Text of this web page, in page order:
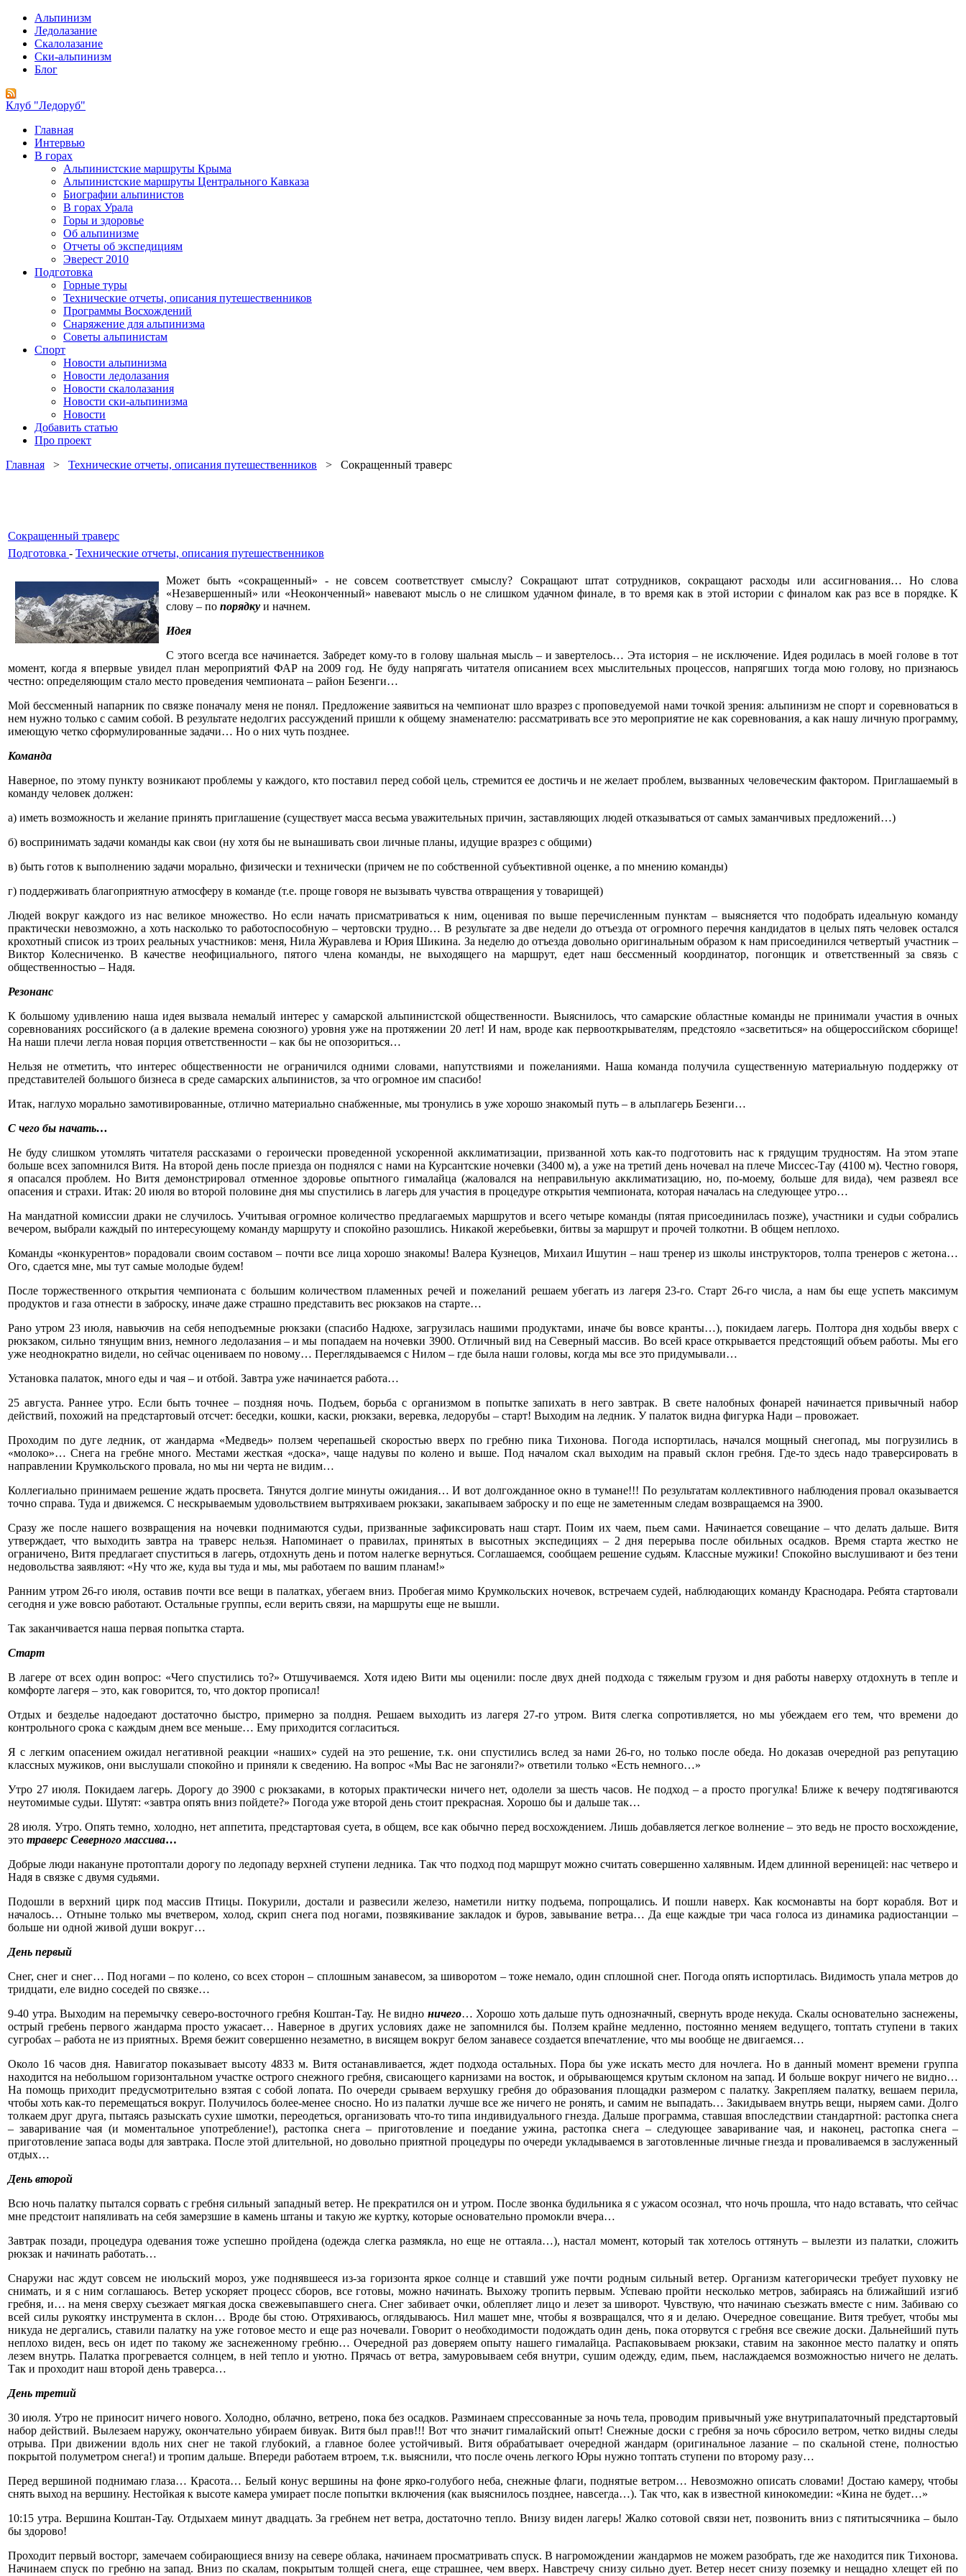
Альпинизм
Ледолазание
Скалолазание
Ски-альпинизм
Блог
Клуб "Ледоруб"
Главная
Интервью
В горах
Альпинистские маршруты Крыма
Альпинистские маршруты Центрального Кавказа
Биографии альпинистов
В горах Урала
Горы и здоровье
Об альпинизме
Отчеты об экспедициям
Эверест 2010
Подготовка
Горные туры
Технические отчеты, описания путешественников
Программы Восхождений
Снаряжение для альпинизма
Советы альпинистам
Спорт
Новости альпинизма
Новости ледолазания
Новости скалолазания
Новости ски-альпинизма
Новости
Добавить статью
Про проект
Главная > Технические отчеты, описания путешественников > Сокращенный траверс
Сокращенный траверс
Подготовка - Технические отчеты, описания путешественников
Может быть «сокращенный» - не совсем соответствует смыслу? Сокращают штат сотрудников, сокращают расходы или ассигнования… Но слова
«Незавершенный» или «Неоконченный» навевают мысль о не слишком удачном финале, в то время как в этой истории с финалом как раз все в порядке. К
слову – по порядку и начнем.
Идея
С этого всегда все начинается. Забредет кому-то в голову шальная мысль – и завертелось… Эта история – не исключение. Идея родилась в моей голове в тот
момент, когда я впервые увидел план мероприятий ФАР на 2009 год. Не буду напрягать читателя описанием всех мыслительных процессов, напрягших тогда мою голову, но признаюсь
честно: определяющим стало место проведения чемпионата – район Безенги…
Мой бессменный напарник по связке поначалу меня не понял. Предложение заявиться на чемпионат шло вразрез с проповедуемой нами точкой зрения: альпинизм не спорт и соревноваться в
нем нужно только с самим собой. В результате недолгих рассуждений пришли к общему знаменателю: рассматривать все это мероприятие не как соревнования, а как нашу личную программу,
имеющую четко сформулированные задачи… Но о них чуть позднее.
Команда
Наверное, по этому пункту возникают проблемы у каждого, кто поставил перед собой цель, стремится ее достичь и не желает проблем, вызванных человеческим фактором. Приглашаемый в
команду человек должен:
а) иметь возможность и желание принять приглашение (существует масса весьма уважительных причин, заставляющих людей отказываться от самых заманчивых предложений…)
б) воспринимать задачи команды как свои (ну хотя бы не вынашивать свои личные планы, идущие вразрез с общими)
в) быть готов к выполнению задачи морально, физически и технически (причем не по собственной субъективной оценке, а по мнению команды)
г) поддерживать благоприятную атмосферу в команде (т.е. проще говоря не вызывать чувства отвращения у товарищей)
Людей вокруг каждого из нас великое множество. Но если начать присматриваться к ним, оценивая по выше перечисленным пунктам – выясняется что подобрать идеальную команду
практически невозможно, а хоть насколько то работоспособную – чертовски трудно… В результате за две недели до отъезда от огромного перечня кандидатов в целых пять человек остался
крохотный список из троих реальных участников: меня, Нила Журавлева и Юрия Шикина. За неделю до отъезда довольно оригинальным образом к нам присоединился четвертый участник –
Виктор Колесниченко. В качестве неофициального, пятого члена команды, не выходящего на маршрут, едет наш бессменный координатор, погонщик и ответственный за связь с
общественностью – Надя.
Резонанс
К большому удивлению наша идея вызвала немалый интерес у самарской альпинистской общественности. Выяснилось, что самарские областные команды не принимали участия в очных
соревнованиях российского (а в далекие времена союзного) уровня уже на протяжении 20 лет! И нам, вроде как первооткрывателям, предстояло «засветиться» на общероссийском сборище!
На наши плечи легла новая порция ответственности – как бы не опозориться…
Нельзя не отметить, что интерес общественности не ограничился одними словами, напутствиями и пожеланиями. Наша команда получила существенную материальную поддержку от
представителей большого бизнеса в среде самарских альпинистов, за что огромное им спасибо!
Итак, наглухо морально замотивированные, отлично материально снабженные, мы тронулись в уже хорошо знакомый путь – в альплагерь Безенги…
С чего бы начать…
Не буду слишком утомлять читателя рассказами о героически проведенной ускоренной акклиматизации, призванной хоть как-то подготовить нас к грядущим трудностям. На этом этапе
больше всех запомнился Витя. На второй день после приезда он поднялся с нами на Курсантские ночевки (3400 м), а уже на третий день ночевал на плече Миссес-Тау (4100 м). Честно говоря,
я опасался проблем. Но Витя демонстрировал отменное здоровье опытного гималайца (жаловался на неправильную акклиматизацию, но, по-моему, больше для вида), чем развеял все
опасения и страхи. Итак: 20 июля во второй половине дня мы спустились в лагерь для участия в процедуре открытия чемпионата, которая началась на следующее утро…
На мандатной комиссии драки не случилось. Учитывая огромное количество предлагаемых маршрутов и всего четыре команды (пятая присоединилась позже), участники и судьи собрались
вечером, выбрали каждый по интересующему команду маршруту и спокойно разошлись. Никакой жеребьевки, битвы за маршрут и прочей толкотни. В общем неплохо.
Команды «конкурентов» порадовали своим составом – почти все лица хорошо знакомы! Валера Кузнецов, Михаил Ишутин – наш тренер из школы инструкторов, толпа тренеров с жетона…
Ого, сдается мне, мы тут самые молодые будем!
После торжественного открытия чемпионата с большим количеством пламенных речей и пожеланий решаем убегать из лагеря 23-го. Старт 26-го числа, а нам бы еще успеть максимум
продуктов и газа отнести в заброску, иначе даже страшно представить вес рюкзаков на старте…
Рано утром 23 июля, навьючив на себя неподъемные рюкзаки (спасибо Надюхе, загрузилась нашими продуктами, иначе бы вовсе кранты…), покидаем лагерь. Полтора дня ходьбы вверх с
рюкзаком, сильно тянущим вниз, немного ледолазания – и мы попадаем на ночевки 3900. Отличный вид на Северный массив. Во всей красе открывается предстоящий объем работы. Мы его
уже неоднократно видели, но сейчас оцениваем по новому… Переглядываемся с Нилом – где была наши головы, когда мы все это придумывали…
Установка палаток, много еды и чая – и отбой. Завтра уже начинается работа…
25 августа. Раннее утро. Если быть точнее – поздняя ночь. Подъем, борьба с организмом в попытке запихать в него завтрак. В свете налобных фонарей начинается привычный набор
действий, похожий на предстартовый отсчет: беседки, кошки, каски, рюкзаки, веревка, ледорубы – старт! Выходим на ледник. У палаток видна фигурка Нади – провожает.
Проходим по дуге ледник, от жандарма «Медведь» ползем черепашьей скоростью вверх по гребню пика Тихонова. Погода испортилась, начался мощный снегопад, мы погрузились в
«молоко»… Снега на гребне много. Местами жесткая «доска», чаще надувы по колено и выше. Под началом скал выходим на правый склон гребня. Где-то здесь надо траверсировать в
направлении Крумкольского провала, но мы ни черта не видим…
Коллегиально принимаем решение ждать просвета. Тянутся долгие минуты ожидания… И вот долгожданное окно в тумане!!! По результатам коллективного наблюдения провал оказывается
точно справа. Туда и движемся. С нескрываемым удовольствием вытряхиваем рюкзаки, закапываем заброску и по еще не заметенным следам возвращаемся на 3900.
Сразу же после нашего возвращения на ночевки поднимаются судьи, призванные зафиксировать наш старт. Поим их чаем, пьем сами. Начинается совещание – что делать дальше. Витя
утверждает, что выходить завтра на траверс нельзя. Напоминает о правилах, принятых в высотных экспедициях – 2 дня перерыва после обильных осадков. Время старта жестко не
ограничено, Витя предлагает спуститься в лагерь, отдохнуть день и потом налегке вернуться. Соглашаемся, сообщаем решение судьям. Классные мужики! Спокойно выслушивают и без тени
недовольства заявляют: «Ну что же, куда вы туда и мы, мы работаем по вашим планам!»
Ранним утром 26-го июля, оставив почти все вещи в палатках, убегаем вниз. Пробегая мимо Крумкольских ночевок, встречаем судей, наблюдающих команду Краснодара. Ребята стартовали
сегодня и уже вовсю работают. Остальные группы, если верить связи, на маршруты еще не вышли.
Так заканчивается наша первая попытка старта.
Старт
В лагере от всех один вопрос: «Чего спустились то?» Отшучиваемся. Хотя идею Вити мы оценили: после двух дней подхода с тяжелым грузом и дня работы наверху отдохнуть в тепле и
комфорте лагеря – это, как говорится, то, что доктор прописал!
Отдых и безделье надоедают достаточно быстро, примерно за полдня. Решаем выходить из лагеря 27-го утром. Витя слегка сопротивляется, но мы убеждаем его тем, что времени до
контрольного срока с каждым днем все меньше… Ему приходится согласиться.
Я с легким опасением ожидал негативной реакции «наших» судей на это решение, т.к. они спустились вслед за нами 26-го, но только после обеда. Но доказав очередной раз репутацию
классных мужиков, они выслушали спокойно и приняли к сведению. На вопрос «Мы Вас не загоняли?» ответили только «Есть немного…»
Утро 27 июля. Покидаем лагерь. Дорогу до 3900 с рюкзаками, в которых практически ничего нет, одолели за шесть часов. Не подход – а просто прогулка! Ближе к вечеру подтягиваются
неутомимые судьи. Шутят: «завтра опять вниз пойдете?» Погода уже второй день стоит прекрасная. Хорошо бы и дальше так…
28 июля. Утро. Опять темно, холодно, нет аппетита, предстартовая суета, в общем, все как обычно перед восхождением. Лишь добавляется легкое волнение – это ведь не просто восхождение,
это траверс Северного массива…
Добрые люди накануне протоптали дорогу по ледопаду верхней ступени ледника. Так что подход под маршрут можно считать совершенно халявным. Идем длинной вереницей: нас четверо и
Надя в связке с двумя судьями.
Подошли в верхний цирк под массив Птицы. Покурили, достали и развесили железо, наметили нитку подъема, попрощались. И пошли наверх. Как космонавты на борт корабля. Вот и
началось… Отныне только мы вчетвером, холод, скрип снега под ногами, позвякивание закладок и буров, завывание ветра… Да еще каждые три часа голоса из динамика радиостанции –
больше ни одной живой души вокруг…
День первый
Снег, снег и снег… Под ногами – по колено, со всех сторон – сплошным занавесом, за шиворотом – тоже немало, один сплошной снег. Погода опять испортилась. Видимость упала метров до
тридцати, еле видно соседей по связке…
9-40 утра. Выходим на перемычку северо-восточного гребня Коштан-Тау. Не видно ничего… Хорошо хоть дальше путь однозначный, свернуть вроде некуда. Скалы основательно заснежены,
острый гребень первого жандарма просто ужасает… Наверное в других условиях даже не запомнился бы. Ползем крайне медленно, постоянно меняем ведущего, топтать ступени в таких
сугробах – работа не из приятных. Время бежит совершенно незаметно, в висящем вокруг белом занавесе создается впечатление, что мы вообще не двигаемся…
Около 16 часов дня. Навигатор показывает высоту 4833 м. Витя останавливается, ждет подхода остальных. Пора бы уже искать место для ночлега. Но в данный момент времени группа
находится на небольшом горизонтальном участке острого снежного гребня, свисающего карнизами на восток, и обрывающемся крутым склоном на запад. И больше вокруг ничего не видно…
На помощь приходит предусмотрительно взятая с собой лопата. По очереди срываем верхушку гребня до образования площадки размером с палатку. Закрепляем палатку, вешаем перила,
чтобы хоть как-то перемещаться вокруг. Получилось более-менее сносно. Но из палатки лучше все же ничего не ронять, и самим не выпадать… Закидываем внутрь вещи, ныряем сами. Долго
толкаем друг друга, пытаясь разыскать сухие шмотки, переодеться, организовать что-то типа индивидуального гнезда. Дальше программа, ставшая впоследствии стандартной: растопка снега
– заваривание чая (и моментальное употребление!), растопка снега – приготовление и поедание ужина, растопка снега – следующее заваривание чая, и наконец, растопка снега –
приготовление запаса воды для завтрака. После этой длительной, но довольно приятной процедуры по очереди укладываемся в заготовленные личные гнезда и проваливаемся в заслуженный
отдых…
День второй
Всю ночь палатку пытался сорвать с гребня сильный западный ветер. Не прекратился он и утром. После звонка будильника я с ужасом осознал, что ночь прошла, что надо вставать, что сейчас
мне предстоит напяливать на себя замерзшие в камень штаны и такую же куртку, которые основательно промокли вчера…
Завтрак позади, процедура одевания тоже успешно пройдена (одежда слегка размякла, но еще не оттаяла…), настал момент, который так хотелось оттянуть – вылезти из палатки, сложить
рюкзак и начинать работать…
Снаружи нас ждут совсем не июльский мороз, уже поднявшееся из-за горизонта яркое солнце и ставший уже почти родным сильный ветер. Организм категорически требует пуховку не
снимать, и я с ним соглашаюсь. Ветер ускоряет процесс сборов, все готовы, можно начинать. Выхожу тропить первым. Успеваю пройти несколько метров, забираясь на ближайший изгиб
гребня, и… на меня сверху съезжает мягкая доска свежевыпавшего снега. Снег забивает очки, облепляет лицо и лезет за шиворот. Чувствую, что начинаю съезжать вместе с ним. Забиваю со
всей силы рукоятку инструмента в склон… Вроде бы стою. Отряхиваюсь, оглядываюсь. Нил машет мне, чтобы я возвращался, что я и делаю. Очередное совещание. Витя требует, чтобы мы
никуда не дергались, ставили палатку на уже готовое место и еще раз ночевали. Говорит о необходимости подождать один день, пока оторвутся с гребня все свежие доски. Дальнейший путь
неплохо виден, весь он идет по такому же заснеженному гребню… Очередной раз доверяем опыту нашего гималайца. Распаковываем рюкзаки, ставим на законное место палатку и опять
лезем внутрь. Палатка прогревается солнцем, в ней тепло и уютно. Прячась от ветра, замуровываем себя внутри, сушим одежду, едим, пьем, наслаждаемся возможностью ничего не делать.
Так и проходит наш второй день траверса…
День третий
30 июля. Утро не приносит ничего нового. Холодно, облачно, ветрено, пока без осадков. Разминаем спрессованные за ночь тела, проводим привычный уже внутрипалаточный предстартовый
набор действий. Вылезаем наружу, окончательно убираем бивуак. Витя был прав!!! Вот что значит гималайский опыт! Снежные доски с гребня за ночь сбросило ветром, четко видны следы
отрыва. При движении вдоль них снег не такой глубокий, а главное более устойчивый. Витя обрабатывает очередной жандарм (оригинальное лазание – по скальной стене, полностью
покрытой полуметром снега!) и тропим дальше. Впереди работаем втроем, т.к. выяснили, что после очень легкого Юры нужно топтать ступени по второму разу…
Перед вершиной поднимаю глаза… Красота… Белый конус вершины на фоне ярко-голубого неба, снежные флаги, поднятые ветром… Невозможно описать словами! Достаю камеру, чтобы
снять выход на вершину. Нестойкая к высоте камера умирает после попытки включения (как выяснилось позднее, навсегда…). Так что, как в известной кинокомедии: «Кина не будет…»
10:15 утра. Вершина Коштан-Тау. Отдыхаем минут двадцать. За гребнем нет ветра, достаточно тепло. Внизу виден лагерь! Жалко сотовой связи нет, позвонить вниз с пятитысячника – было
бы здорово!
Проходит первый восторг, замечаем собирающиеся внизу на севере облака, начинаем просматривать спуск. В нагромождении жандармов не можем разобрать, где же находится пик Тихонова.
Начинаем спуск по гребню на запад. Вниз по скалам, покрытым толщей снега, еще страшнее, чем вверх. Навстречу снизу сильно дует. Ветер несет снизу поземку и нещадно хлещет ей по